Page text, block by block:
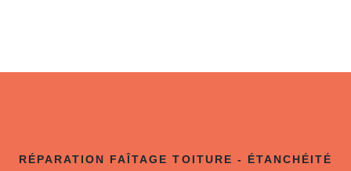
RÉPARATION FAÎTAGE TOITURE - ÉTANCHÉITÉ